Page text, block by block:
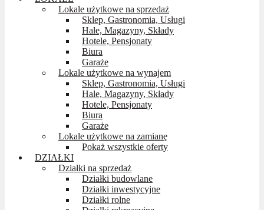
Lokale użytkowe na sprzedaż
Sklep, Gastronomia, Usługi
Hale, Magazyny, Składy
Hotele, Pensjonaty
Biura
Garaże
Lokale użytkowe na wynajem
Sklep, Gastronomia, Usługi
Hale, Magazyny, Składy
Hotele, Pensjonaty
Biura
Garaże
Lokale użytkowe na zamianę
Pokaż wszystkie oferty
DZIAŁKI
Działki na sprzedaż
Działki budowlane
Działki inwestycyjne
Działki rolne